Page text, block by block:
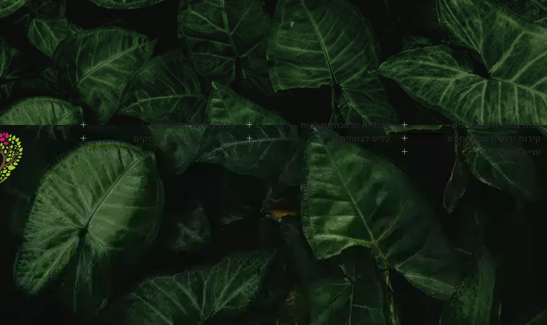
חנות צמחייה מלאכותית
קירות ירוקים מלאכותיים
עצים מלאכותיים
צמחייה מלאכותית לבית
כלים לצמחים
בלוג צמחיה מלאכותית
צמחייה מלאכותית לעסקים